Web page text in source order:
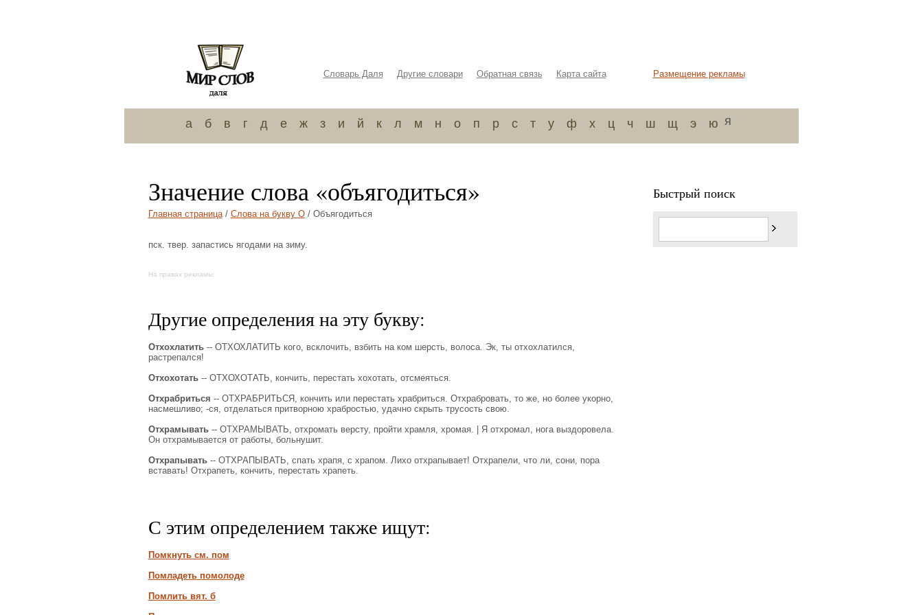
Словарь Даля Другие словари Обратная связь Карта сайта Размещение рекламы
а б в г д е ж з и й к л м н о п р с т у ф х ц ч ш щ э ю я
Значение слова «объягодиться»
Главная страница/ Слова на букву О/ Объягодиться
пск. твер. запастись ягодами на зиму.
На правах рекламы:
Другие определения на эту букву:
Отхохлатить-- ОТХОХЛАТИТЬ кого, всклочить, взбить на ком шерсть, волоса. Эк, ты отхохлатился,
растрепался!
Отхохотать-- ОТХОХОТАТЬ, кончить, перестать хохотать, отсмеяться.
Отхрабриться -- ОТХРАБРИТЬСЯ, кончить или перестать храбриться. Отхрабровать, то же, но более укорно,
насмешливо; -ся, отделаться притворною храбростью, удачно скрыть трусость свою.
Отхрамывать-- ОТХРАМЫВАТЬ, отхромать версту, пройти храмля, хромая. | Я отхромал, нога выздоровела.
Он отхрамывается от работы, больнушит.
Отхрапывать-- ОТХРАПЫВАТЬ, спать храпя, с храпом. Лихо отхрапывает! Отхрапели, что ли, сони, пора
вставать! Отхрапеть, кончить, перестать храпеть.
С этим определением также ищут:
Помкнуть см. пом
Помладеть помолоде
Помлить вят. б
Быстрый поиск